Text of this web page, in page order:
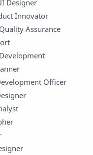
Designer
Innovator
Assurance
Officer